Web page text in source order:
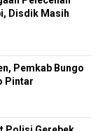
Disdik Masih
Pemkab Bungo
Pintar